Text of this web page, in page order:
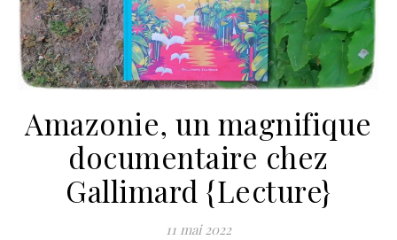
Amazonie, un magnifique
documentaire chez
Gallimard {Lecture}
11 mai 2022